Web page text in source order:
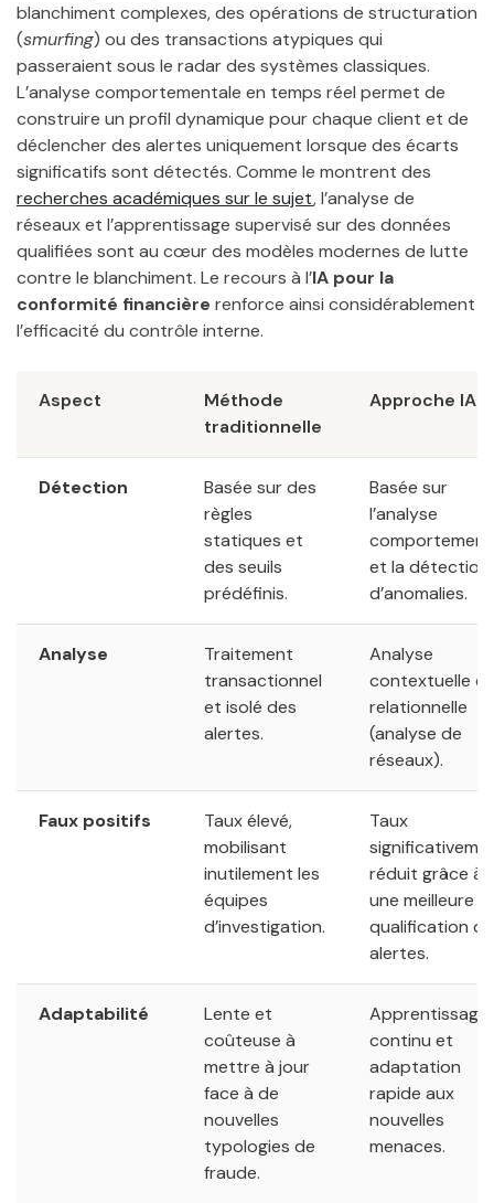
blanchiment complexes, des opérations de structuration
(smurfing) ou des transactions atypiques qui
passeraient sous le radar des systèmes classiques.
L’analyse comportementale en temps réel permet de
construire un profil dynamique pour chaque client et de
déclencher des alertes uniquement lorsque des écarts
significatifs sont détectés. Comme le montrent des
recherches académiques sur le sujet, l’analyse de
réseaux et l’apprentissage supervisé sur des données
qualifiées sont au cœur des modèles modernes de lutte
contre le blanchiment. Le recours à l’IA pour la
conformité financière renforce ainsi considérablement
l’efficacité du contrôle interne.
Aspect
Méthode
traditionnelle
Approche IA
Détection
Basée sur des
règles
statiques et
des seuils
prédéfinis.
Basée sur
l’analyse
et la détection
d’anomalies.
Analyse
Traitement
transactionnel
et isolé des
alertes.
Analyse
contextuelle et
relationnelle
(analyse de
réseaux).
Faux positifs
Taux élevé,
mobilisant
inutilement les
équipes
d’investigation.
Taux
réduit grâce à
une meilleure
qualification
alertes.
Adaptabilité
Lente et
coûteuse à
mettre à jour
face à de
nouvelles
typologies de
fraude.
Apprentissage
continu et
adaptation
rapide aux
nouvelles
menaces.